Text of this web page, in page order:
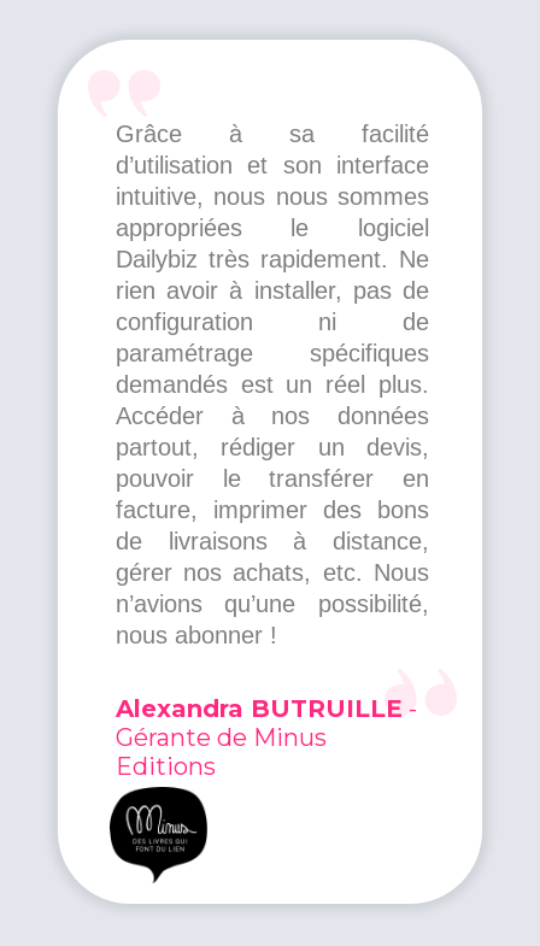
Grâce à sa facilité
d’utilisation et son interface
intuitive, nous nous sommes
appropriées le logiciel
Dailybiz très rapidement. Ne
rien avoir à installer, pas de
configuration ni de
paramétrage spécifiques
demandés est un réel plus.
Accéder à nos données
partout, rédiger un devis,
pouvoir le transférer en
facture, imprimer des bons
de livraisons à distance,
gérer nos achats, etc. Nous
n’avions qu’une possibilité,
nous abonner !
Alexandra BUTRUILLE -
Gérante de Minus
Editions